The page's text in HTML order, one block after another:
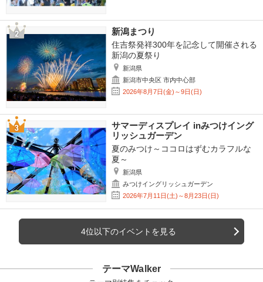
新潟まつり
住吉祭発祥300年を記念して開催される
新潟の夏祭り
新潟県
新潟市中央区 市内中心部
2026年8月7日(金)～9日(日)
サマーディスプレイ inみつけイング
リッシュガーデン
夏のみつけ～ココロはずむカラフルな
夏～
新潟県
みつけイングリッシュガーデン
2026年7月11日(土)～8月23日(日)
4位以下のイベントを見る
テーマWalker